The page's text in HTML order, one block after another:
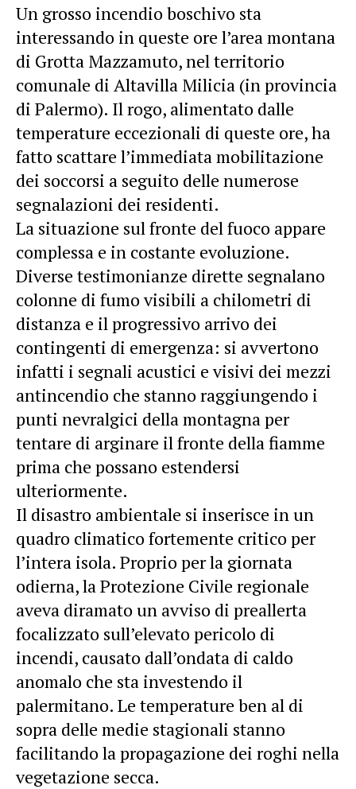
Un grosso incendio boschivo sta
interessando in queste ore l’area montana
di Grotta Mazzamuto, nel territorio
comunale di Altavilla Milicia (in provincia
di Palermo). Il rogo, alimentato dalle
temperature eccezionali di queste ore, ha
fatto scattare l’immediata mobilitazione
dei soccorsi a seguito delle numerose
segnalazioni dei residenti.
La situazione sul fronte del fuoco appare
complessa e in costante evoluzione.
Diverse testimonianze dirette segnalano
colonne di fumo visibili a chilometri di
distanza e il progressivo arrivo dei
contingenti di emergenza: si avvertono
infatti i segnali acustici e visivi dei mezzi
antincendio che stanno raggiungendo i
punti nevralgici della montagna per
tentare di arginare il fronte della fiamme
prima che possano estendersi
ulteriormente.
Il disastro ambientale si inserisce in un
quadro climatico fortemente critico per
l’intera isola. Proprio per la giornata
odierna, la Protezione Civile regionale
aveva diramato un avviso di preallerta
focalizzato sull’elevato pericolo di
incendi, causato dall’ondata di caldo
anomalo che sta investendo il
palermitano. Le temperature ben al di
sopra delle medie stagionali stanno
facilitando la propagazione dei roghi nella
vegetazione secca.